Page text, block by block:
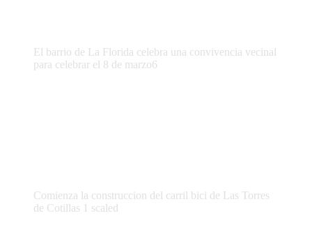
El barrio de La Florida celebra una convivencia vecinal
para celebrar el 8 de marzo6
Comienza la construccion del carril bici de Las Torres
de Cotillas 1 scaled